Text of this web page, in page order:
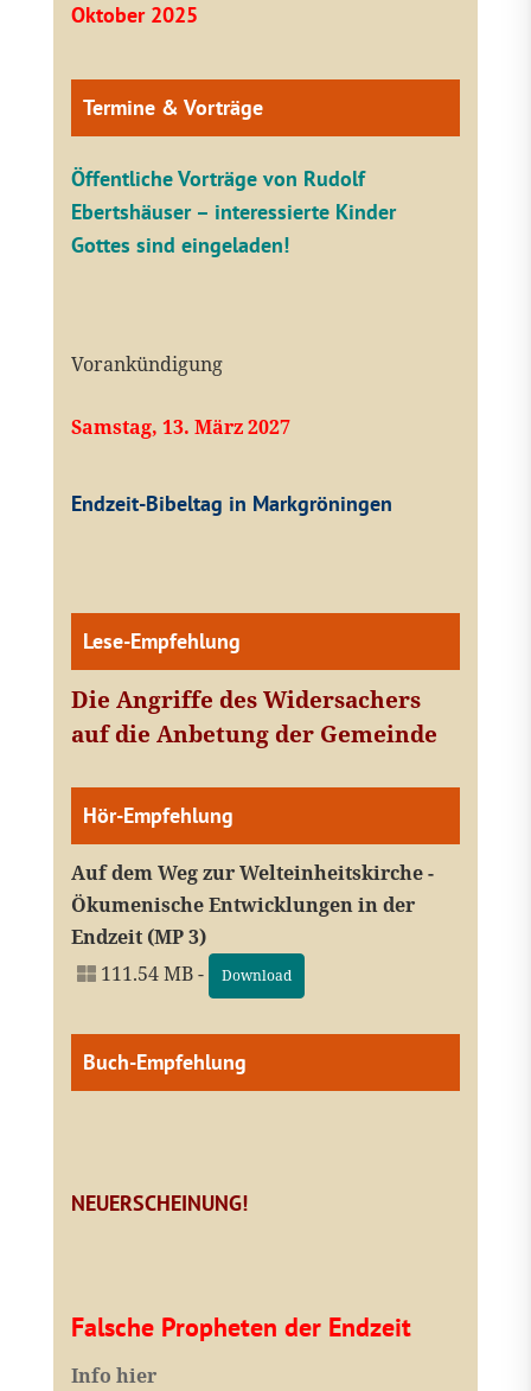
Oktober 2025
Termine & Vorträge
Öffentliche Vorträge von Rudolf
Ebertshäuser – interessierte Kinder
Gottes sind eingeladen!
Vorankündigung
Samstag, 13. März 2027
Endzeit-Bibeltag in Markgröningen
Lese-Empfehlung
Die Angriffe des Widersachers
auf die Anbetung der Gemeinde
Hör-Empfehlung
Auf dem Weg zur Welteinheitskirche -
Ökumenische Entwicklungen in der
Endzeit (MP 3)
111.54 MB -
Download
Buch-Empfehlung
NEUERSCHEINUNG!
Falsche Propheten der Endzeit
Info hier